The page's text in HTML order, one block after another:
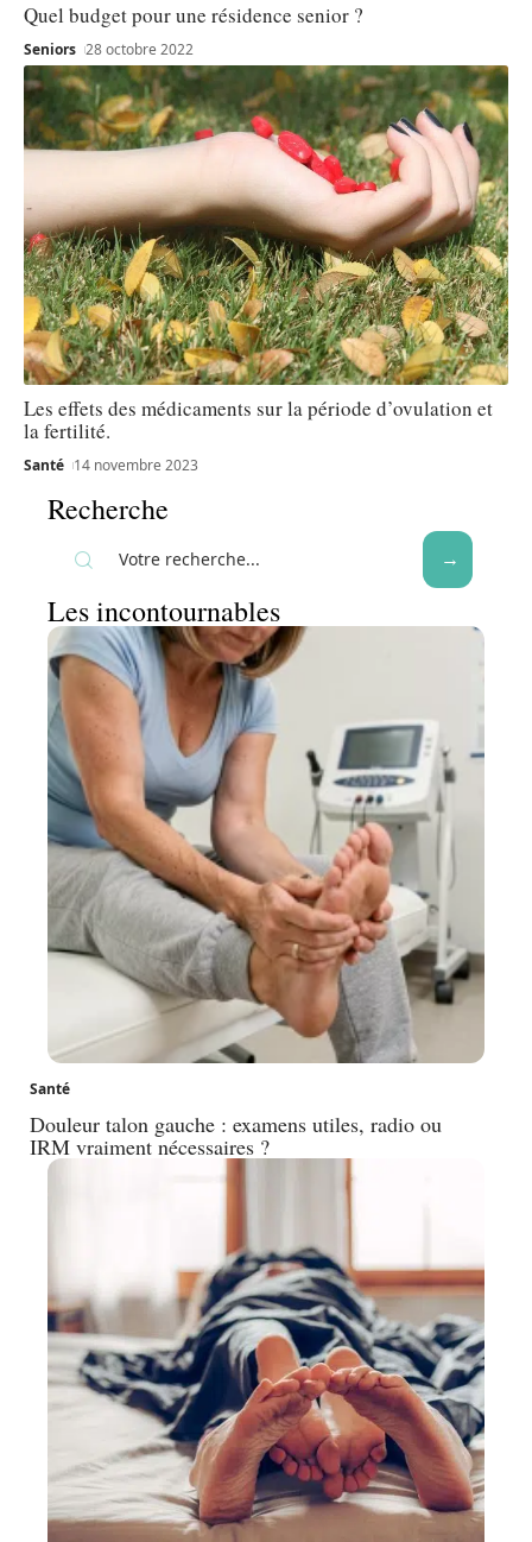
Quel budget pour une résidence senior ?
Seniors 28 octobre 2022
Les effets des médicaments sur la période d’ovulation et
la fertilité.
Santé 14 novembre 2023
Recherche
Les incontournables
Santé
Douleur talon gauche : examens utiles, radio ou
IRM vraiment nécessaires ?